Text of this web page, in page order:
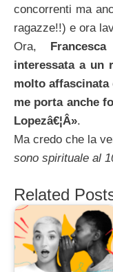
concorrenti ma
ragazze!!) e ora
Ora,
interessata a un
molto affascinata
me porta anche
Lopezâ€¦Â».
Ma credo che la
sono spirituale al
Related